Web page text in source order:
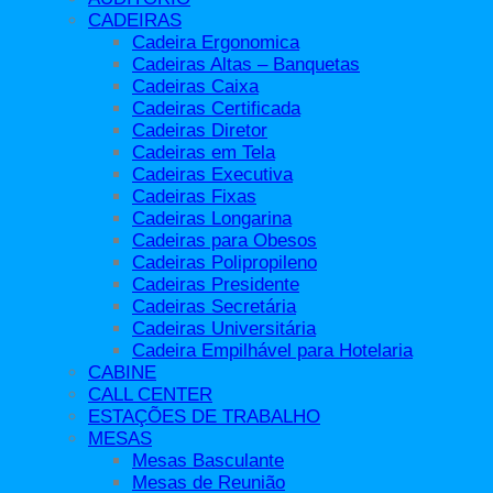
CADEIRAS
Cadeira Ergonomica
Cadeiras Altas – Banquetas
Cadeiras Caixa
Cadeiras Certificada
Cadeiras Diretor
Cadeiras em Tela
Cadeiras Executiva
Cadeiras Fixas
Cadeiras Longarina
Cadeiras para Obesos
Cadeiras Polipropileno
Cadeiras Presidente
Cadeiras Secretária
Cadeiras Universitária
Cadeira Empilhável para Hotelaria
CABINE
CALL CENTER
ESTAÇÕES DE TRABALHO
MESAS
Mesas Basculante
Mesas de Reunião
Roupeiros Insalubre
Móveis Escolares
Armários Móveis Escolares
Bancadas para Espaço Maker
Bancos
Cadeiras e Móveis Escolares
Carteira Escolar
Estantes para Livros / Revisteiro
Lockers
Mesa para Professor
Mesas e Móveis Escolares
Puff´s
Sofás e Poltronas Móveis Escolares
Móveis Hospitalares
Móveis para Escritório
Armários
Balcões para Recepção
Banquetas
Estantes
Mesas de Escritório
Mesas de Reunião
Mesas Diretivas